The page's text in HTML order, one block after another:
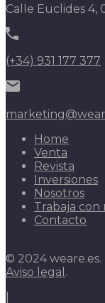
Calle Euclides 4,
(+34) 931 177 377
Home
Venta
Revista
Inversiones
Nosotros
Trabaja con
Contacto
© 2024
Aviso legal .